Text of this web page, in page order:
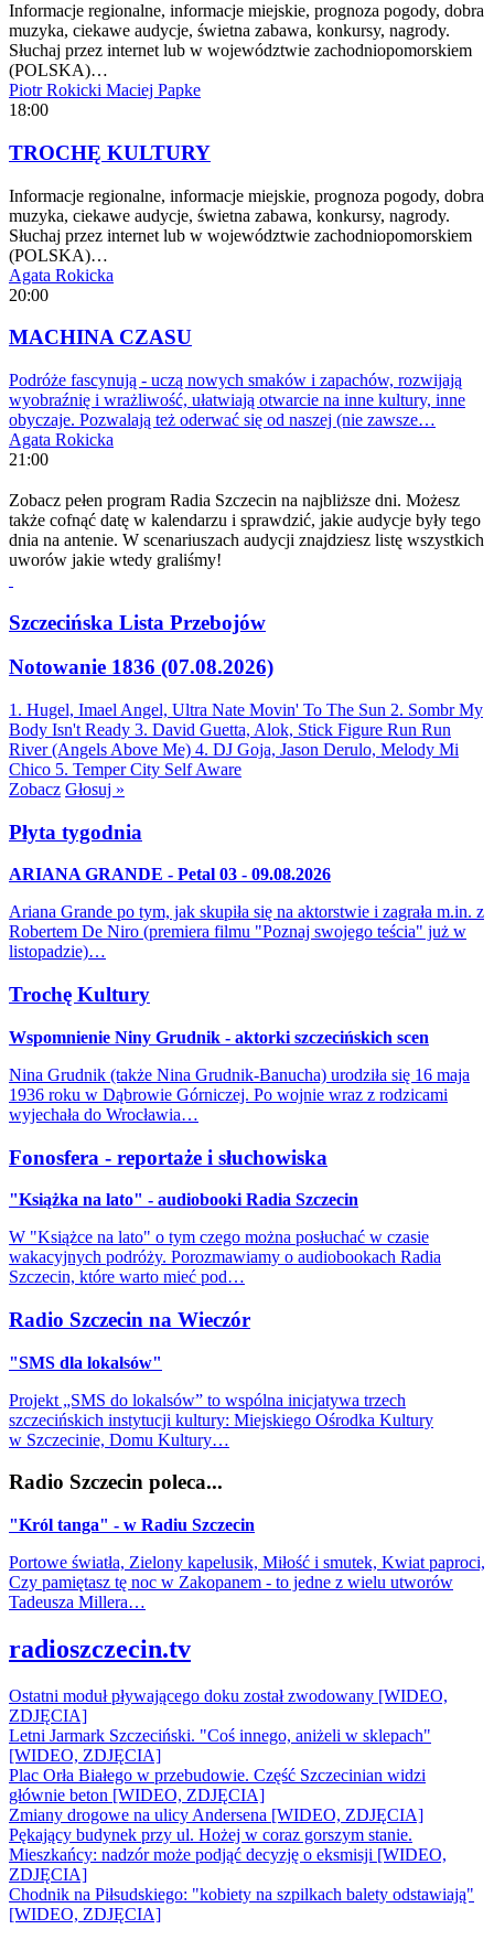
Informacje regionalne, informacje miejskie, prognoza pogody, dobra
muzyka, ciekawe audycje, świetna zabawa, konkursy, nagrody.
Słuchaj przez internet lub w województwie zachodniopomorskiem
(POLSKA)…
Piotr Rokicki Maciej Papke
18:00
TROCHĘ KULTURY
Informacje regionalne, informacje miejskie, prognoza pogody, dobra
muzyka, ciekawe audycje, świetna zabawa, konkursy, nagrody.
Słuchaj przez internet lub w województwie zachodniopomorskiem
(POLSKA)…
Agata Rokicka
20:00
MACHINA CZASU
Podróże fascynują - uczą nowych smaków i zapachów, rozwijają
wyobraźnię i wrażliwość, ułatwiają otwarcie na inne kultury, inne
obyczaje. Pozwalają też oderwać się od naszej (nie zawsze…
Agata Rokicka
21:00
Zobacz pełen program Radia Szczecin na najbliższe dni. Możesz
także cofnąć datę w kalendarzu i sprawdzić, jakie audycje były tego
dnia na antenie. W scenariuszach audycji znajdziesz listę wszystkich
uworów jakie wtedy graliśmy!
Szczecińska Lista Przebojów
Notowanie 1836 (07.08.2026)
1. Hugel, Imael Angel, Ultra Nate Movin' To The Sun 2. Sombr My
Body Isn't Ready 3. David Guetta, Alok, Stick Figure Run Run
River (Angels Above Me) 4. DJ Goja, Jason Derulo, Melody Mi
Chico 5. Temper City Self Aware
Zobacz Głosuj »
Płyta tygodnia
ARIANA GRANDE - Petal 03 - 09.08.2026
Ariana Grande po tym, jak skupiła się na aktorstwie i zagrała m.in. z
Robertem De Niro (premiera filmu "Poznaj swojego teścia" już w
listopadzie)…
Trochę Kultury
Wspomnienie Niny Grudnik - aktorki szczecińskich scen
Nina Grudnik (także Nina Grudnik-Banucha) urodziła się 16 maja
1936 roku w Dąbrowie Górniczej. Po wojnie wraz z rodzicami
wyjechała do Wrocławia…
Fonosfera - reportaże i słuchowiska
"Książka na lato" - audiobooki Radia Szczecin
W "Książce na lato" o tym czego można posłuchać w czasie
wakacyjnych podróży. Porozmawiamy o audiobookach Radia
Szczecin, które warto mieć pod…
Radio Szczecin na Wieczór
"SMS dla lokalsów"
Projekt „SMS do lokalsów” to wspólna inicjatywa trzech
szczecińskich instytucji kultury: Miejskiego Ośrodka Kultury
w Szczecinie, Domu Kultury…
Radio Szczecin poleca...
"Król tanga" - w Radiu Szczecin
Portowe światła, Zielony kapelusik, Miłość i smutek, Kwiat paproci,
Czy pamiętasz tę noc w Zakopanem - to jedne z wielu utworów
Tadeusza Millera…
radioszczecin.tv
Ostatni moduł pływającego doku został zwodowany [WIDEO,
ZDJĘCIA]
Letni Jarmark Szczeciński. "Coś innego, aniżeli w sklepach"
[WIDEO, ZDJĘCIA]
Plac Orła Białego w przebudowie. Część Szczecinian widzi
głównie beton [WIDEO, ZDJĘCIA]
Zmiany drogowe na ulicy Andersena [WIDEO, ZDJĘCIA]
Pękający budynek przy ul. Hożej w coraz gorszym stanie.
Mieszkańcy: nadzór może podjąć decyzję o eksmisji [WIDEO,
ZDJĘCIA]
Chodnik na Piłsudskiego: "kobiety na szpilkach balety odstawiają"
[WIDEO, ZDJĘCIA]